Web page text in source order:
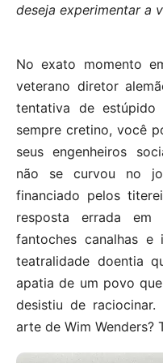
deseja experimentar a
No exato momento
veterano diretor
tentativa de estúpido
sempre cretino, você
seus engenheiros
não se curvou no
financiado pelos
resposta errada
fantoches canalhas e
teatralidade doentia
apatia de um povo
desistiu de
arte de Wim Wenders?